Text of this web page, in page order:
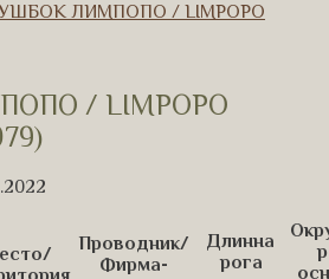
ЛИМПОПО / LIMPOPO
/ LIMPOPO
Проводник/
Фирма-
Длинна
рога